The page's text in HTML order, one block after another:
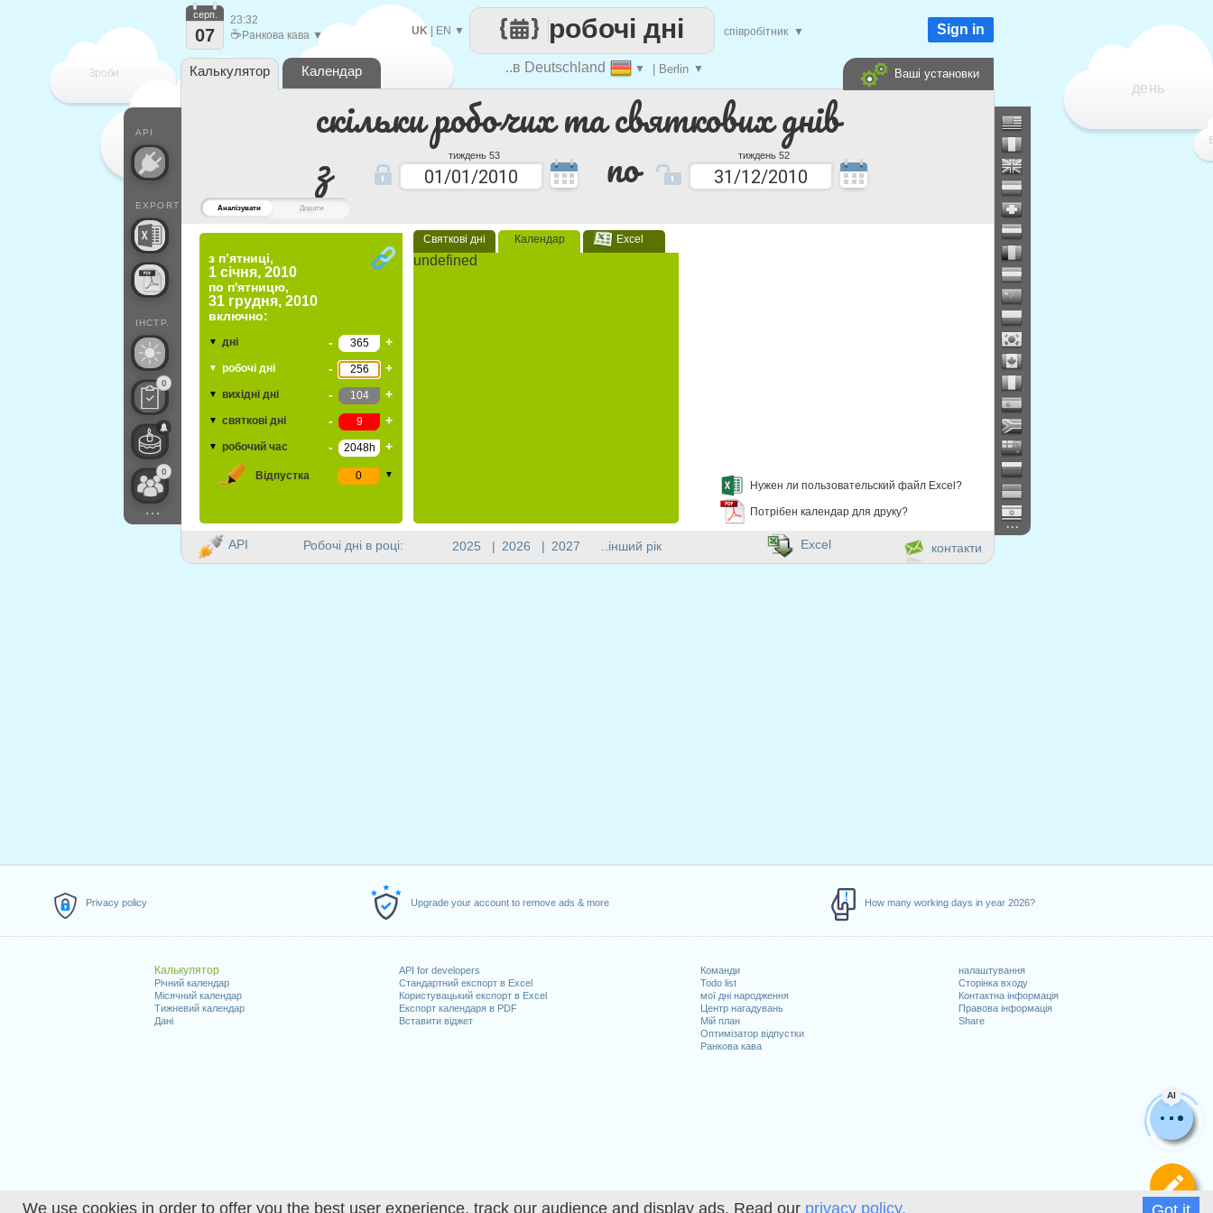
We use cookies in order to offer you the best user experience, track our audience and display ads. Read our privacy policy.
Privacy policy Upgrade your account to remove ads & more How many working days in year 2026?
Калькулятор
Річний календар
Місячний календар
Тижневий календар
Дані
API for developers
Стандартний експорт в Excel
Користувацький експорт в Excel
Експорт календаря в PDF
Вставити віджет
Команди
Todo list
мої дні народження
Центр нагадувань
Мій план
Оптимізатор відпустки
Ранкова кава
налаштування
Сторінка входу
Контактна інформація
Правова інформація
Share
Аналізувати Додати
скільки робочих та святкових днів
з
тиждень 53 по тиждень 52
з п’ятниці,
1 січня, 2010
по п'ятницю,
31 грудня, 2010
включно:
▼ дні - +
▼ робочі дні - +
▼ вихідні дні - +
▼ святкові дні - +
▼ робочий час - +
Відпустка ▼
Святкові дні Календар Excel
undefined
Нужен ли пользовательский файл Excel?
Потрібен календар для друку?
AI
Зроби
день
..в Deutschland ▼ | Berlin ▼
робочі дні
UK| EN ▼ співробітник ▼
API
EXPORT
ІНСТР.
0
0
...
серп.
07
23:32
☕ Ранкова кава ▼ Sign in
Калькулятор Календар Ваші установки
Робочі дні в році: 2025 | 2026 | 2027 ..інший рік
...
API контакти
Excel